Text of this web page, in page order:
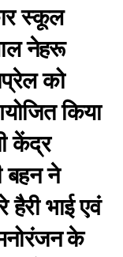
स्कूल
नेहरू
को
किया
केंद्र
बहन ने
भाई एवं
के